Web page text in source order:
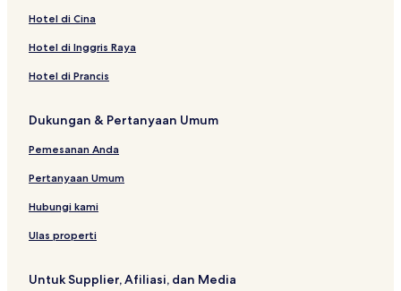
Hotel dengan Kolam Renang di Rawai
Hostel di Kota Phuket Lama
Hotel Bintang 5 di Kata
Resor & Hotel dengan Spa di Karon
Hotel Mewah di Karon
Hostel di Talat Nuea
Hotel dekat Pantai Kata
Hotel dekat Pantai Yanui
Rumah Penginapan di Patong
Hotel di Cina
Hotel di Inggris Raya
Hotel di Prancis
Dukungan & Pertanyaan Umum
Pemesanan Anda
Pertanyaan Umum
Hubungi kami
Ulas properti
Untuk Supplier, Afiliasi, dan Media